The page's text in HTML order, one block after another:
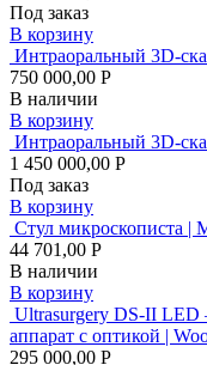
Под заказ
В корзину
Интраоральный 3D-
750 000,00 Р
В наличии
В корзину
Интраоральный 3D-
1 450 000,00 Р
Под заказ
В корзину
Стул микроскописта |
44 701,00 Р
В наличии
В корзину
Ultrasurgery DS-II LED
аппарат с оптикой |
295 000,00 Р